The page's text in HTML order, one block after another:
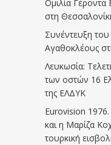
Ομιλία
στη
Συνέντευξη
Αγαθοκλέους
Λευκωσία:
των οστών 16
της ΕΛΔΥΚ
Eurovision
και η Μαρίζα
τουρκική